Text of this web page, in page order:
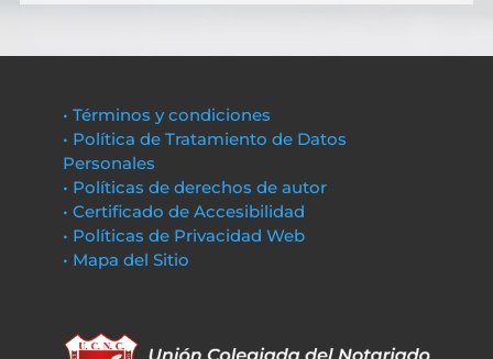
• Términos y condiciones
• Política de Tratamiento de Datos
Personales
• Políticas de derechos de autor
• Certificado de Accesibilidad
• Políticas de Privacidad Web
• Mapa del Sitio